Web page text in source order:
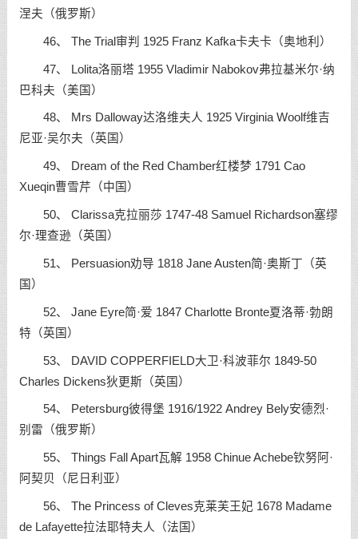
涅夫（俄罗斯）
46、 The Trial审判 1925 Franz Kafka卡夫卡（奥地利）
47、 Lolita洛丽塔 1955 Vladimir Nabokov弗拉基米尔·纳
巴科夫（美国）
48、 Mrs Dalloway达洛维夫人 1925 Virginia Woolf维吉
尼亚·吴尔夫（英国）
49、 Dream of the Red Chamber红楼梦 1791 Cao
Xueqin曹雪芹（中国）
50、 Clarissa克拉丽莎 1747-48 Samuel Richardson塞缪
尔·理查逊（英国）
51、 Persuasion劝导 1818 Jane Austen简·奥斯丁（英
国）
52、 Jane Eyre简·爱 1847 Charlotte Bronte夏洛蒂·勃朗
特（英国）
53、 DAVID COPPERFIELD大卫·科波菲尔 1849-50
Charles Dickens狄更斯（英国）
54、 Petersburg彼得堡 1916/1922 Andrey Bely安德烈·
别雷（俄罗斯）
55、 Things Fall Apart瓦解 1958 Chinue Achebe钦努阿·
阿契贝（尼日利亚）
56、 The Princess of Cleves克莱芙王妃 1678 Madame
de Lafayette拉法耶特夫人（法国）